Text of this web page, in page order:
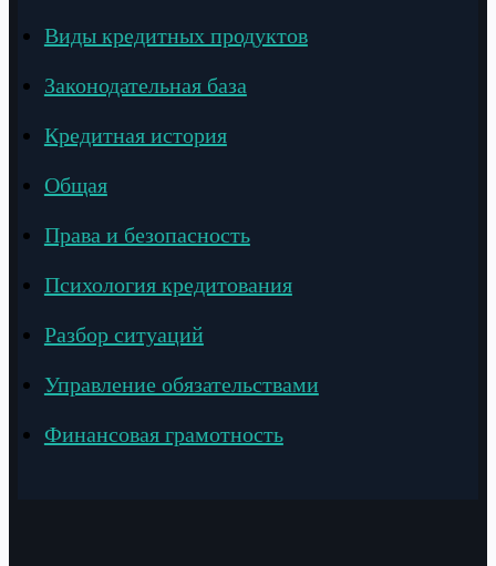
Виды кредитных продуктов
Законодательная база
Кредитная история
Общая
Права и безопасность
Психология кредитования
Разбор ситуаций
Управление обязательствами
Финансовая грамотность